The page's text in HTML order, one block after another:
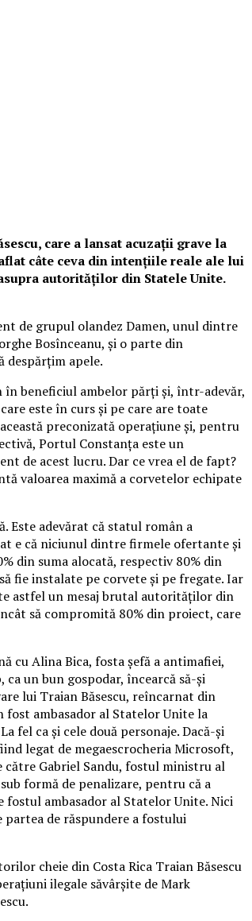
care a lansat acuzații grave la
câte ceva din intențiile reale ale lui
autorităților din Statele Unite.
de grupul olandez Damen, unul dintre
Bosînceanu, și o parte din
despărțim apele.
în beneficiul ambelor părți și, într-adevăr,
este în curs și pe care are toate
preconizată operațiune și, pentru
Portul Constanța este un
de acest lucru. Dar ce vrea el de fapt?
valoarea maximă a corvetelor echipate
Este adevărat că statul român a
e că niciunul dintre firmele ofertante și
din suma alocată, respectiv 80% din
fie instalate pe corvete și pe fregate. Iar
astfel un mesaj brutal autorităților din
să compromită 80% din proiect, care
cu Alina Bica, fosta șefă a antimafiei,
un bun gospodar, încearcă să-și
lui Traian Băsescu, reîncarnat din
ambasador al Statelor Unite la
fel ca și cele două personaje. Dacă-și
legat de megaescrocheria Microsoft,
Gabriel Sandu, fostul ministru al
formă de penalizare, pentru că a
fostul ambasador al Statelor Unite. Nici
de răspundere a fostului
cheie din Costa Rica Traian Băsescu
ilegale săvârșite de Mark